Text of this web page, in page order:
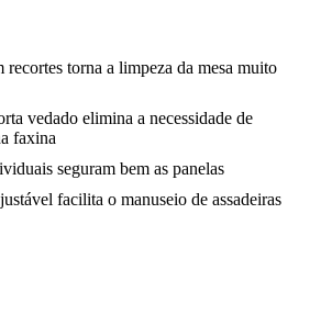
recortes torna a limpeza da mesa muito
vedado elimina a necessidade de
faxina
seguram bem as panelas
facilita o manuseio de assadeiras